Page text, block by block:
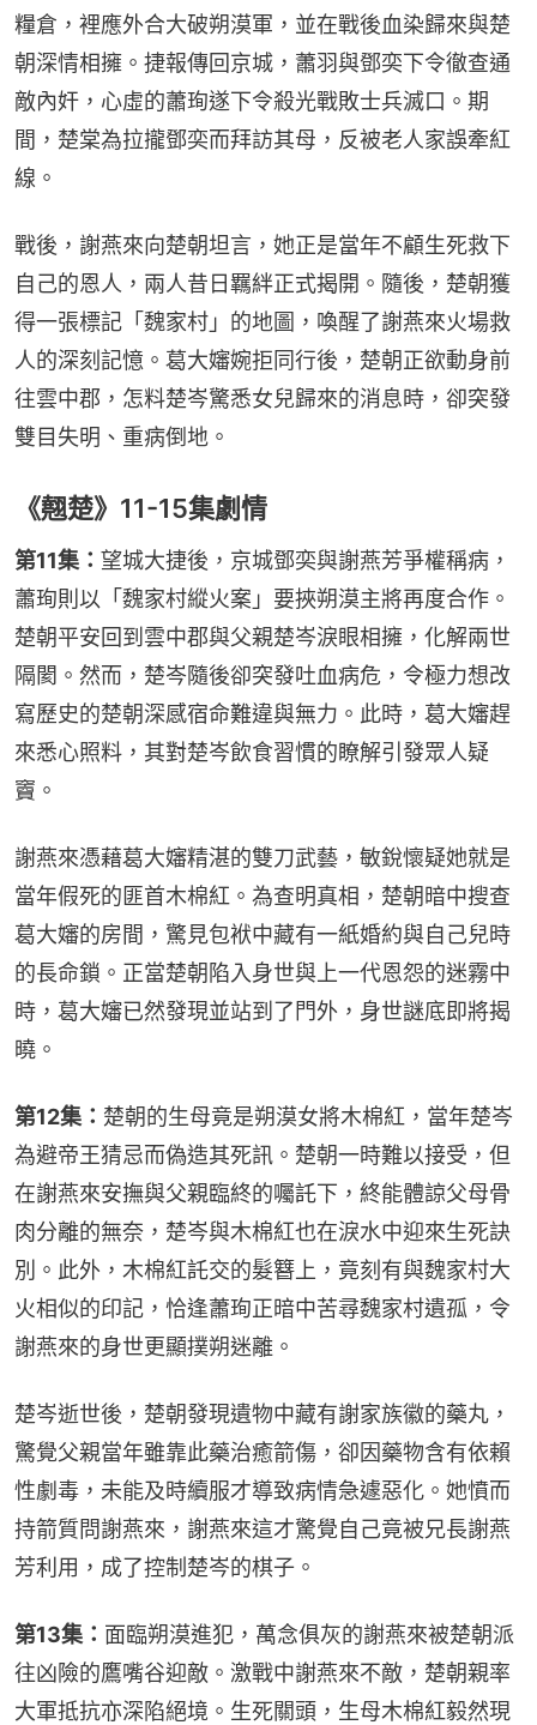
糧倉，裡應外合大破朔漠軍，並在戰後血染歸來與楚
朝深情相擁。捷報傳回京城，蕭羽與鄧奕下令徹查通
敵內奸，心虛的蕭珣遂下令殺光戰敗士兵滅口。期
間，楚棠為拉攏鄧奕而拜訪其母，反被老人家誤牽紅
線。
戰後，謝燕來向楚朝坦言，她正是當年不顧生死救下
自己的恩人，兩人昔日羈絆正式揭開。隨後，楚朝獲
得一張標記「魏家村」的地圖，喚醒了謝燕來火場救
人的深刻記憶。葛大嬸婉拒同行後，楚朝正欲動身前
往雲中郡，怎料楚岑驚悉女兒歸來的消息時，卻突發
雙目失明、重病倒地。
《翹楚》11-15集劇情
第11集： 望城大捷後，京城鄧奕與謝燕芳爭權稱病，
蕭珣則以「魏家村縱火案」要挾朔漠主將再度合作。
楚朝平安回到雲中郡與父親楚岑淚眼相擁，化解兩世
隔閡。然而，楚岑隨後卻突發吐血病危，令極力想改
寫歷史的楚朝深感宿命難違與無力。此時，葛大嬸趕
來悉心照料，其對楚岑飲食習慣的瞭解引發眾人疑
竇。
謝燕來憑藉葛大嬸精湛的雙刀武藝，敏銳懷疑她就是
當年假死的匪首木棉紅。為查明真相，楚朝暗中搜查
葛大嬸的房間，驚見包袱中藏有一紙婚約與自己兒時
的長命鎖。正當楚朝陷入身世與上一代恩怨的迷霧中
時，葛大嬸已然發現並站到了門外，身世謎底即將揭
曉。
第12集： 楚朝的生母竟是朔漠女將木棉紅，當年楚岑
為避帝王猜忌而偽造其死訊。楚朝一時難以接受，但
在謝燕來安撫與父親臨終的囑託下，終能體諒父母骨
肉分離的無奈，楚岑與木棉紅也在淚水中迎來生死訣
別。此外，木棉紅託交的髮簪上，竟刻有與魏家村大
火相似的印記，恰逢蕭珣正暗中苦尋魏家村遺孤，令
謝燕來的身世更顯撲朔迷離。
楚岑逝世後，楚朝發現遺物中藏有謝家族徽的藥丸，
驚覺父親當年雖靠此藥治癒箭傷，卻因藥物含有依賴
性劇毒，未能及時續服才導致病情急遽惡化。她憤而
持箭質問謝燕來，謝燕來這才驚覺自己竟被兄長謝燕
芳利用，成了控制楚岑的棋子。
第13集： 面臨朔漠進犯，萬念俱灰的謝燕來被楚朝派
往凶險的鷹嘴谷迎敵。激戰中謝燕來不敵，楚朝親率
大軍抵抗亦深陷絕境。生死關頭，生母木棉紅毅然現